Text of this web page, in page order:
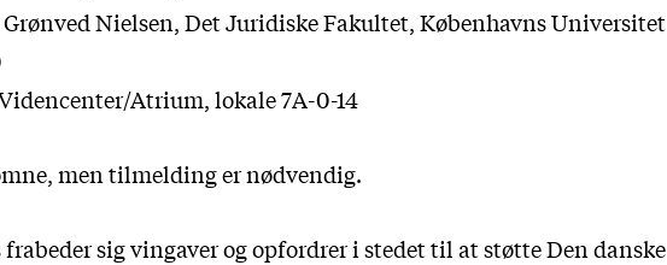
Grønved Nielsen, Det Juridiske Fakultet, Københavns Universitet
Atrium, lokale 7A-0-14
men tilmelding er nødvendig.
frabeder sig vingaver og opfordrer i stedet til at støtte Den danske